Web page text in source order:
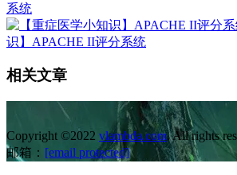
系统
识】APACHE II评分系统
相关文章
Copyright ©2022 vlambda.com. All rights
邮箱： [email protected]